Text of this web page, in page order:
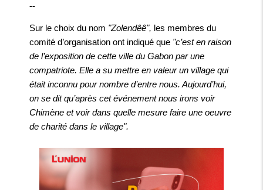
--
Sur le choix du nom "Zolendêê", les membres du
comité d’organisation ont indiqué que "c’est en raison
de l’exposition de cette ville du Gabon par une
compatriote. Elle a su mettre en valeur un village qui
était inconnu pour nombre d’entre nous. Aujourd’hui,
on se dit qu’après cet événement nous irons voir
Chimène et voir dans quelle mesure faire une oeuvre
de charité dans le village".